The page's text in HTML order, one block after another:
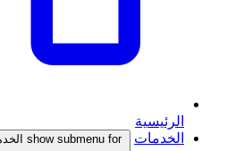
الرئيسية
الخدمات
show submenu for الخدمات